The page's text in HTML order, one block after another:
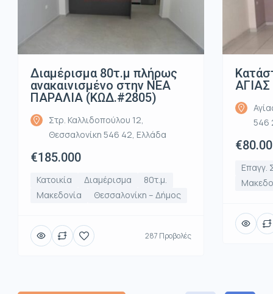
Διαμέρισμα 80τ.μ πλήρως
ανακαινισμένο στην ΝΕΑ
ΠΑΡΑΛΙΑ (ΚΩΔ.#2805)
Στρ. Καλλιδοπούλου 12,
Θεσσαλονίκη 546 42, Ελλάδα
€185.000
Κατοικία Διαμέρισμα
80τ.μ.
Μακεδονία
Θεσσαλονίκη – Δήμος
287 Προβολές
546
Επαγγ.